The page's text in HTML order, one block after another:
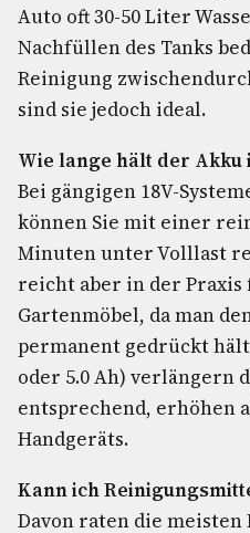
Auto oft 30-50 Liter
Nachfüllen des Tanks
Reinigung
sind sie jedoch ideal.
Wie lange hält der Akku
Bei gängigen 18V-
können Sie mit einer
Minuten unter Volllast
reicht aber in der Praxis
Gartenmöbel, da man
permanent gedrückt
oder 5.0 Ah) verlängern
entsprechend, erhöhen
Handgeräts.
Kann ich
Davon raten die